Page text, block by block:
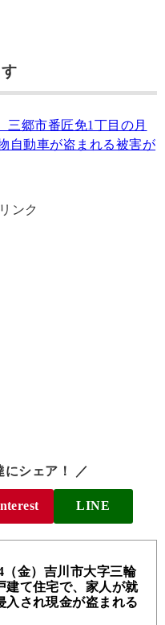
三郷市番匠免1丁目の月
自動車が盗まれる被害が
ンク
にシェア！ ／
LINE
（金）吉川市大字三輪
建て住宅で、家人が就
入され現金が盗まれる